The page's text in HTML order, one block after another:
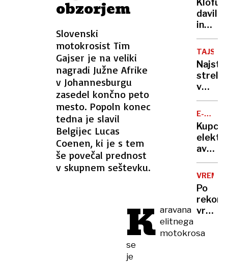
obzorjem
Slovenski
motokrosist Tim
Gajser je na veliki
nagradi Južne Afrike
v Johannesburgu
zasedel končno peto
mesto. Popoln konec
tedna je slavil
Belgijec Lucas
Coenen, ki je s tem
še povečal prednost
v skupnem seštevku.
K aravana
elitnega
motokrosa
se
je
glavo«
44
evrov
in
manj
stikov
z
davil
in
grozil
z
nožem,
a v
zapor
mu
ne
bo
treba
TAJSKA
streljal
v
šoli
v
več
mrtvih
in
E-
Kupci
avtov
v
na
trnih,
za
VREME
Po
bomo